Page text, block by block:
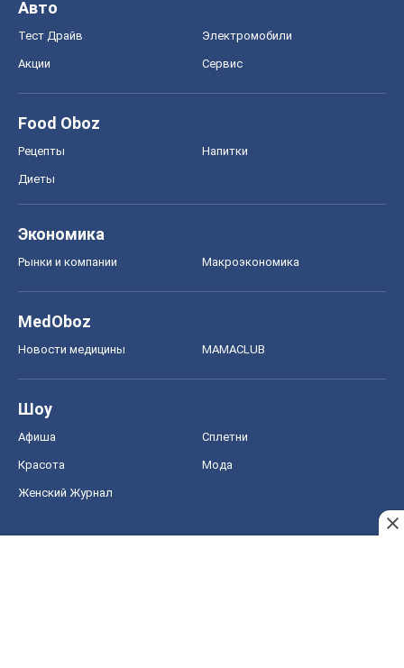
Авто
Тест Драйв Электромобили
Акции Сервис
Food Oboz
Рецепты Напитки
Диеты
Экономика
Рынки и компании Mакроэкономика
MedOboz
Новости медицины MAMACLUB
Шоу
Афиша Сплетни
Красота Мода
Женский Журнал